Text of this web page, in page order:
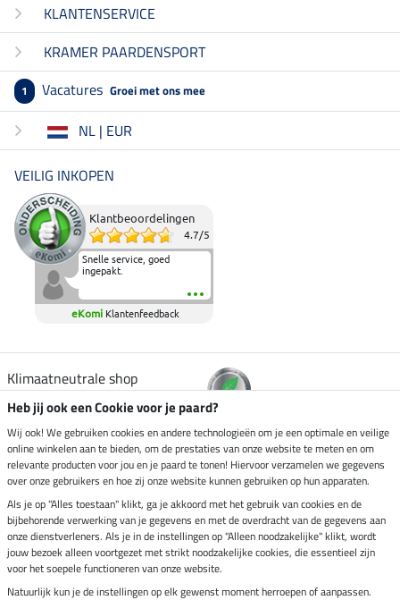
KLANTENSERVICE
KRAMER PAARDENSPORT
1 Vacatures Groei met ons mee
NL | EUR
VEILIG INKOPEN
Klantbeoordelingen
4.7/5
Snelle service, goed
ingepakt.
eKomi Klantenfeedback
Klimaatneutrale shop
Verzending per
Veilig betalen met
Impressum
Heb jij ook een Cookie voor je paard?
Wij ook! We gebruiken cookies en andere technologieën om je een optimale en veilige
online winkelen aan te bieden, om de prestaties van onze website te meten en om
relevante producten voor jou en je paard te tonen! Hiervoor verzamelen we gegevens
over onze gebruikers en hoe zij onze website kunnen gebruiken op hun apparaten.
Als je op "Alles toestaan" klikt, ga je akkoord met het gebruik van cookies en de
bijbehorende verwerking van je gegevens en met de overdracht van de gegevens aan
onze dienstverleners. Als je in de instellingen op "Alleen noodzakelijke" klikt, wordt
jouw bezoek alleen voortgezet met strikt noodzakelijke cookies, die essentieel zijn
voor het soepele functioneren van onze website.
Natuurlijk kun je de instellingen op elk gewenst moment herroepen of aanpassen.